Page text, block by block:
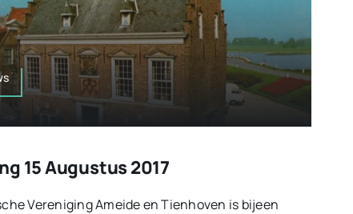
15 Augustus 2017
Vereniging Ameide en Tienhoven is bijeen